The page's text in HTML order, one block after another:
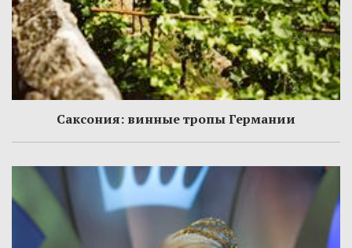
Саксония: винные тропы Германии